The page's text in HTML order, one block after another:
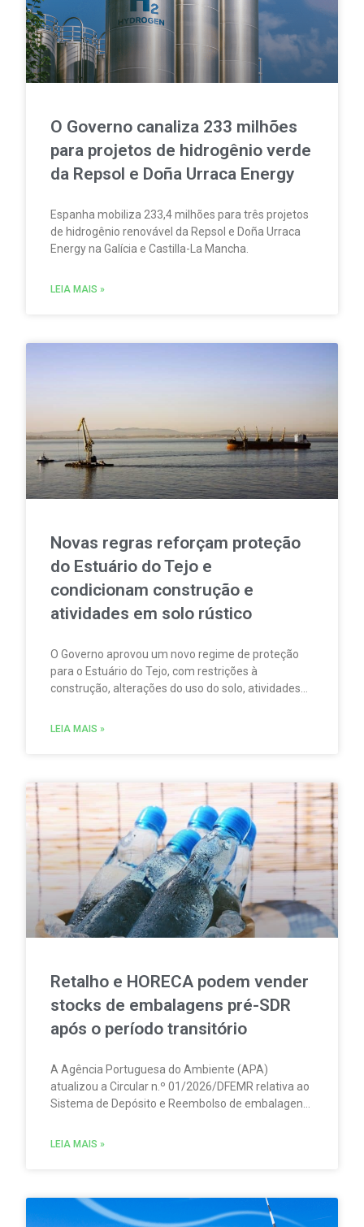
O Governo canaliza 233 milhões
para projetos de hidrogênio verde
da Repsol e Doña Urraca Energy
Espanha mobiliza 233,4 milhões para três projetos
de hidrogênio renovável da Repsol e Doña Urraca
Energy na Galícia e Castilla-La Mancha.
LEIA MAIS »
Novas regras reforçam proteção
do Estuário do Tejo e
condicionam construção e
atividades em solo rústico
O Governo aprovou um novo regime de proteção
para o Estuário do Tejo, com restrições à
construção, alterações do uso do solo, atividades
motorizada e sobrevoos nas áreas abrangidas pela
LEIA MAIS »
Retalho e HORECA podem vender
stocks de embalagens pré-SDR
após o período transitório
A Agência Portuguesa do Ambiente (APA)
atualizou a Circular n.º 01/2026/DFEMR relativa ao
Sistema de Depósito e Reembolso de embalagens
traz um esclarecimento relevante para
LEIA MAIS »